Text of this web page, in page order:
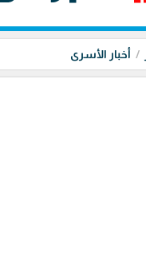
أخبار الأسرى